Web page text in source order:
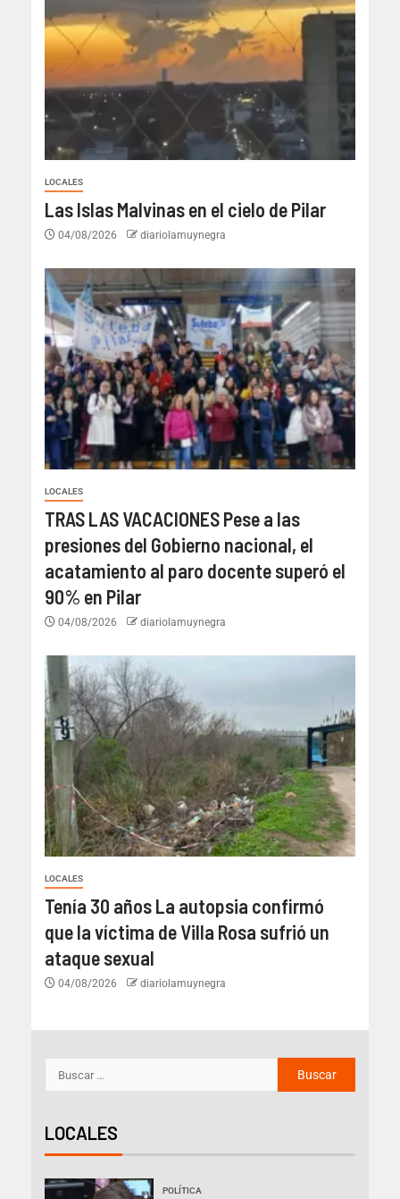
LOCALES
Las Islas Malvinas en el cielo de Pilar
04/08/2026 diariolamuynegra
LOCALES
TRAS LAS VACACIONES Pese a las
presiones del Gobierno nacional, el
acatamiento al paro docente superó el
90% en Pilar
04/08/2026 diariolamuynegra
LOCALES
Tenía 30 años La autopsia confirmó
que la víctima de Villa Rosa sufrió un
ataque sexual
04/08/2026 diariolamuynegra
LOCALES
POLÍTICA